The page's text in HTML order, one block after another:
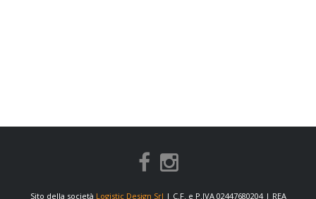
Sito della società Logistic Design Srl | C.F. e P.IVA 02447680204 | REA